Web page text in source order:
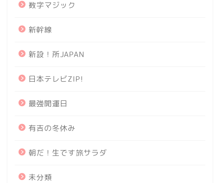
数字マジック
新幹線
新設！所JAPAN
日本テレビZIP!
最強開運日
有吉の冬休み
朝だ！生です旅サラダ
未分類